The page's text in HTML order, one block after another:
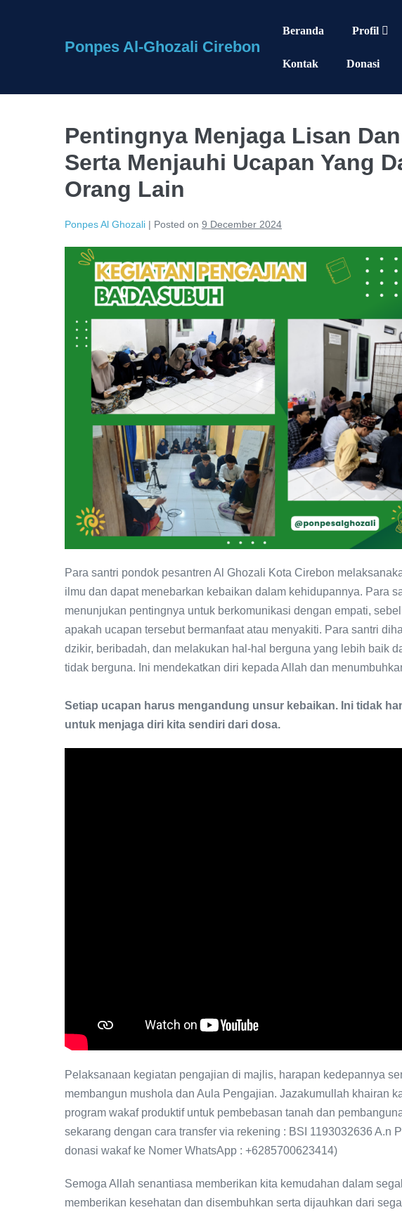
Ponpes Al-Ghozali Cirebon
Beranda Profil
Kontak Donasi
Pentingnya Menjaga Lisan
Serta Menjauhi Ucapan Yang
Orang Lain
Ponpes Al Ghozali | Posted on 9 December 2024
Para santri pondok pesantren Al Ghozali Kota Cirebon
ilmu dan dapat menebarkan kebaikan dalam kehidupannya. Para
menunjukan pentingnya untuk berkomunikasi dengan empati,
apakah ucapan tersebut bermanfaat atau menyakiti. Para santri
dzikir, beribadah, dan melakukan hal-hal berguna yang lebih baik
tidak berguna. Ini mendekatkan diri kepada Allah dan
Setiap ucapan harus mengandung unsur kebaikan. Ini tidak
untuk menjaga diri kita sendiri dari dosa.
Pelaksanaan kegiatan pengajian di majlis, harapan kedepannya
membangun mushola dan Aula Pengajian. Jazakumullah khairan
program wakaf produktif untuk pembebasan tanah dan
sekarang dengan cara transfer via rekening : BSI 1193032636 A.n
donasi wakaf ke Nomer WhatsApp : +6285700623414)
Semoga Allah senantiasa memberikan kita kemudahan dalam
memberikan kesehatan dan disembuhkan serta dijauhkan dari